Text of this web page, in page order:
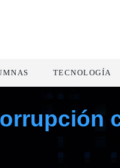
TECNOLOGÍA